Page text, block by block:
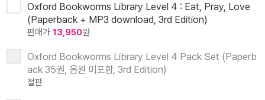
Oxford Bookworms Library Level 4 : Eat, Pray, Love
(Paperback + MP3 download, 3rd Edition)
판매가 13,950원
Oxford Bookworms Library Level 4 Pack Set (Paperb
ack 35권, 음원 미포함, 3rd Edition)
절판